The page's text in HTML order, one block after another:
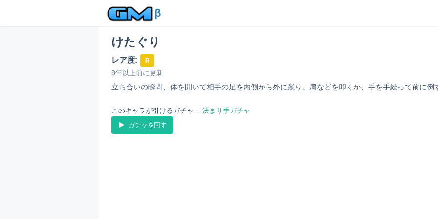
β
けたぐり
レア度: R
9年以上前に更新
立ち合いの瞬間、体を開いて相手の足を内側から外に蹴り、肩などを叩くか、手を手繰って前に倒
このキャラが引けるガチャ：決まり手ガチャ
ガチャを回す